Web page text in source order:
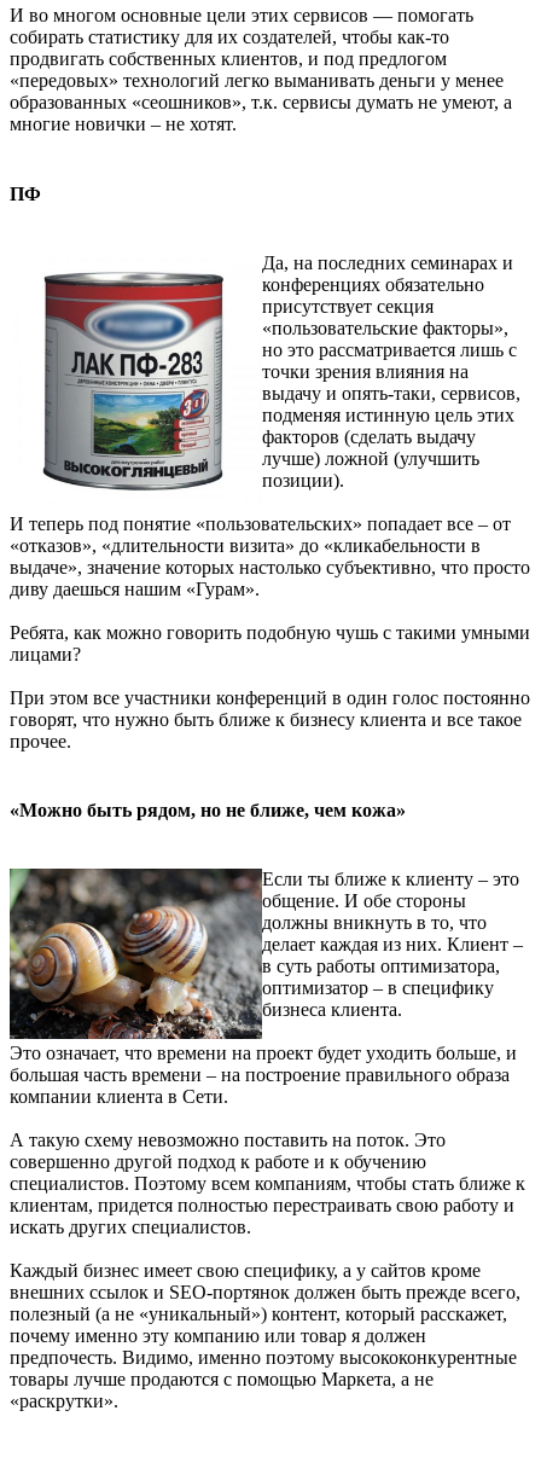
И во многом основные цели этих сервисов — помогать
собирать статистику для их создателей, чтобы как-то
продвигать собственных клиентов, и под предлогом
«передовых» технологий легко выманивать деньги у менее
образованных «сеошников», т.к. сервисы думать не умеют, а
многие новички – не хотят.
ПФ
Да, на последних семинарах и
конференциях обязательно
присутствует секция
«пользовательские факторы»,
но это рассматривается лишь с
точки зрения влияния на
выдачу и опять-таки, сервисов,
подменяя истинную цель этих
факторов (сделать выдачу
лучше) ложной (улучшить
позиции).
И теперь под понятие «пользовательских» попадает все – от
«отказов», «длительности визита» до «кликабельности в
выдаче», значение которых настолько субъективно, что просто
диву даешься нашим «Гурам».
Ребята, как можно говорить подобную чушь с такими умными
лицами?
При этом все участники конференций в один голос постоянно
говорят, что нужно быть ближе к бизнесу клиента и все такое
прочее.
«Можно быть рядом, но не ближе, чем кожа»
Если ты ближе к клиенту – это
общение. И обе стороны
должны вникнуть в то, что
делает каждая из них. Клиент –
в суть работы оптимизатора,
оптимизатор – в специфику
бизнеса клиента.
Это означает, что времени на проект будет уходить больше, и
большая часть времени – на построение правильного образа
компании клиента в Сети.
А такую схему невозможно поставить на поток. Это
совершенно другой подход к работе и к обучению
специалистов. Поэтому всем компаниям, чтобы стать ближе к
клиентам, придется полностью перестраивать свою работу и
искать других специалистов.
Каждый бизнес имеет свою специфику, а у сайтов кроме
внешних ссылок и SEO-портянок должен быть прежде всего,
полезный (а не «уникальный») контент, который расскажет,
почему именно эту компанию или товар я должен
предпочесть. Видимо, именно поэтому высококонкурентные
товары лучше продаются с помощью Маркета, а не
«раскрутки».